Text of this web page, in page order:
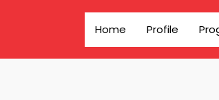
Home Profile